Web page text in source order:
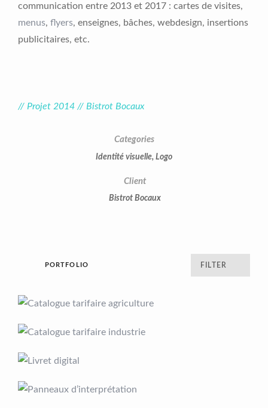
communication entre 2013 et 2017 : cartes de visites,
menus, flyers, enseignes, bâches, webdesign, insertions
publicitaires, etc.
// Projet 2014 // Bistrot Bocaux
Categories
Identité visuelle, Logo
Client
Bistrot Bocaux
PORTFOLIO FILTER